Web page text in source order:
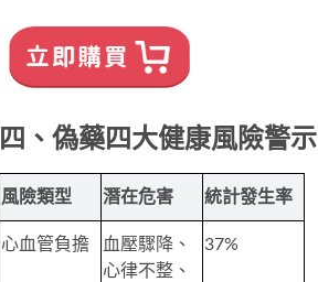
四、偽藥四大健康風險警示
風險類型 潛在危害 統計發生率
心血管負擔
血壓驟降、
心律不整、
37%